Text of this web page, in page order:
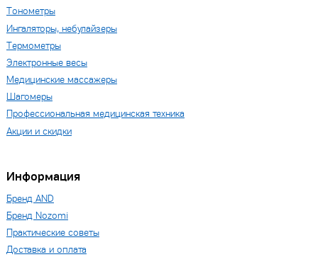
Тонометры
Ингаляторы, небулайзеры
Термометры
Электронные весы
Медицинские массажеры
Шагомеры
Профессиональная медицинская техника
Акции и скидки
Информация
Бренд AND
Бренд Nozomi
Практические советы
Доставка и оплата